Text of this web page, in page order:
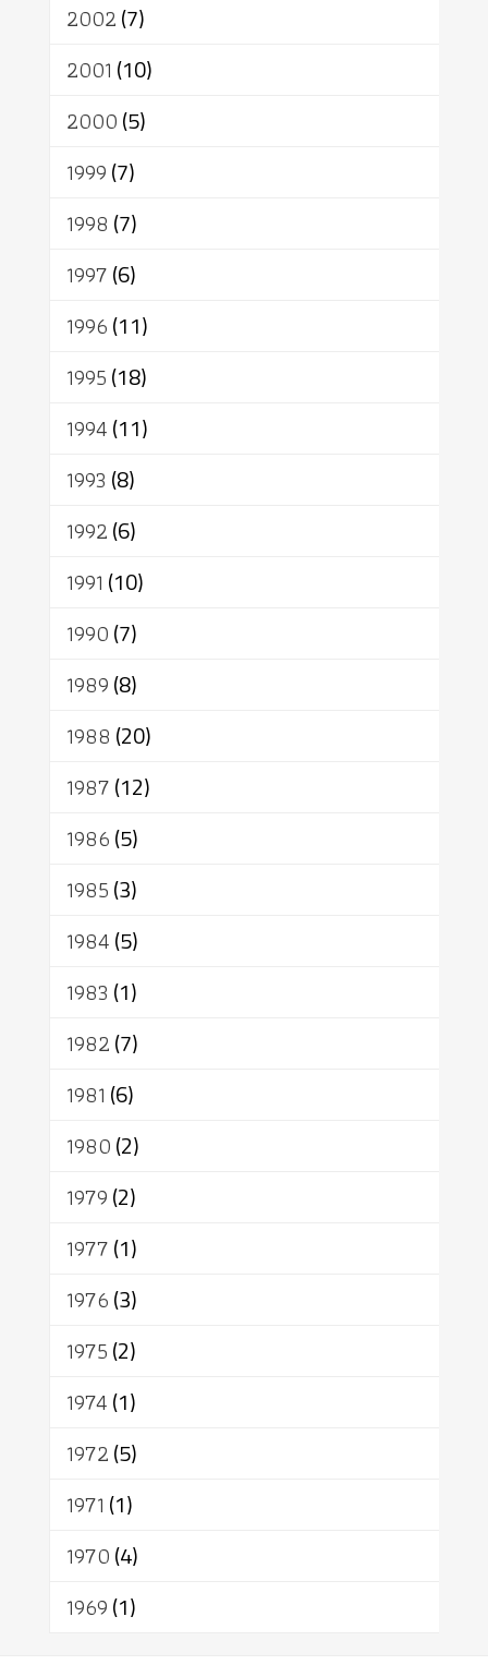
2002(7)
2001 (10)
2000(5)
1999(7)
1998 (7)
1997(6)
1996(11)
1995(18)
1994(11)
1993 (8)
1992(6)
1991 (10)
1990(7)
1989(8)
1988 (20)
1987(12)
1986(5)
1985(3)
1984(5)
1983 (1)
1982(7)
1981 (6)
1980(2)
1979(2)
1977(1)
1976(3)
1975(2)
1974(1)
1972(5)
1971 (1)
1970(4)
1969(1)